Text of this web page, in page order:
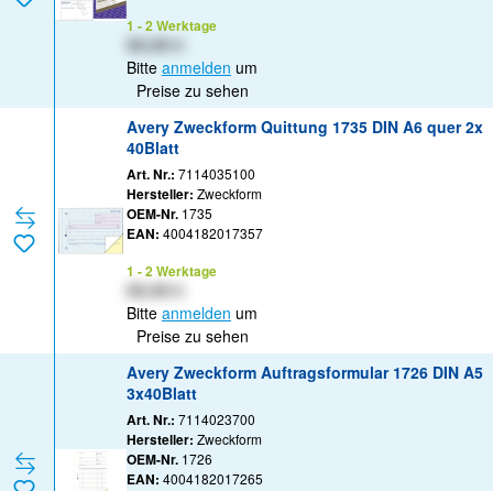
1 - 2 Werktage
Bitte anmelden um
Preise zu sehen
Avery Zweckform Quittung 1735 DIN A6 quer 2x
40Blatt
Art. Nr.: 7114035100
Hersteller: Zweckform
OEM-Nr. 1735
EAN: 4004182017357
1 - 2 Werktage
Bitte anmelden um
Preise zu sehen
Avery Zweckform Auftragsformular 1726 DIN A5
3x40Blatt
Art. Nr.: 7114023700
Hersteller: Zweckform
OEM-Nr. 1726
EAN: 4004182017265